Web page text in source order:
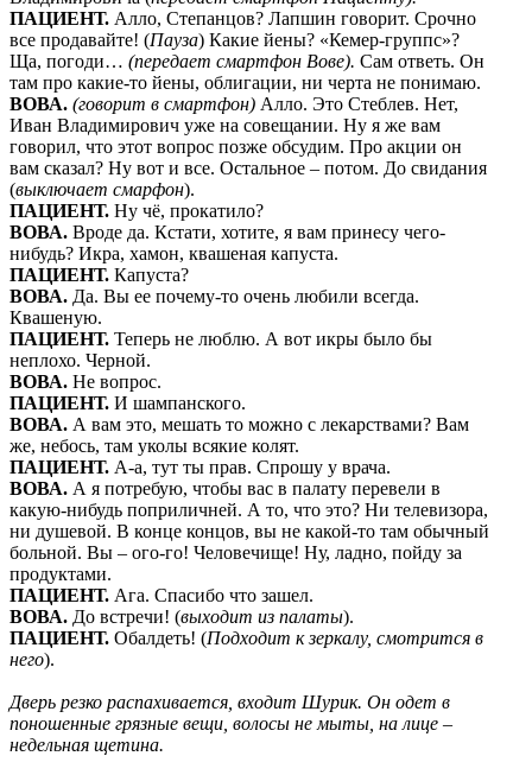
ПАЦИЕНТ. Алло, Степанцов? Лапшин говорит. Срочно
все продавайте! (Пауза) Какие йены? «Кемер-группс»?
Ща, погоди… (передает смартфон Вове). Сам ответь. Он
там про какие-то йены, облигации, ни черта не понимаю.
ВОВА. (говорит в смартфон) Алло. Это Стеблев. Нет,
Иван Владимирович уже на совещании. Ну я же вам
говорил, что этот вопрос позже обсудим. Про акции он
вам сказал? Ну вот и все. Остальное – потом. До свидания
(выключает смарфон).
ПАЦИЕНТ. Ну чё, прокатило?
ВОВА. Вроде да. Кстати, хотите, я вам принесу чего-
нибудь? Икра, хамон, квашеная капуста.
ПАЦИЕНТ. Капуста?
ВОВА. Да. Вы ее почему-то очень любили всегда.
Квашеную.
ПАЦИЕНТ. Теперь не люблю. А вот икры было бы
неплохо. Черной.
ВОВА. Не вопрос.
ПАЦИЕНТ. И шампанского.
ВОВА. А вам это, мешать то можно с лекарствами? Вам
же, небось, там уколы всякие колят.
ПАЦИЕНТ. А-а, тут ты прав. Спрошу у врача.
ВОВА. А я потребую, чтобы вас в палату перевели в
какую-нибудь поприличней. А то, что это? Ни телевизора,
ни душевой. В конце концов, вы не какой-то там обычный
больной. Вы – ого-го! Человечище! Ну, ладно, пойду за
продуктами.
ПАЦИЕНТ. Ага. Спасибо что зашел.
ВОВА. До встречи! (выходит из палаты).
ПАЦИЕНТ. Обалдеть! (Подходит к зеркалу, смотрится в
него).
Дверь резко распахивается, входит Шурик. Он одет в
поношенные грязные вещи, волосы не мыты, на лице –
недельная щетина.